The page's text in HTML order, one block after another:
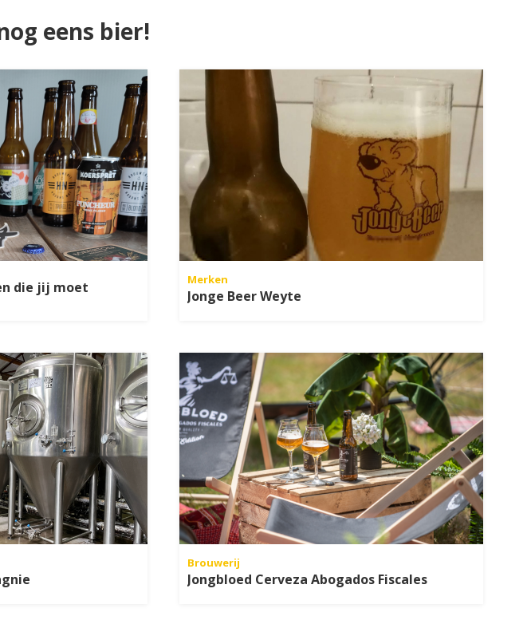
eens bier!
die jij moet
Merken
Jonge Beer Weyte
Brouwerij
Jongbloed Cerveza Abogados Fiscales